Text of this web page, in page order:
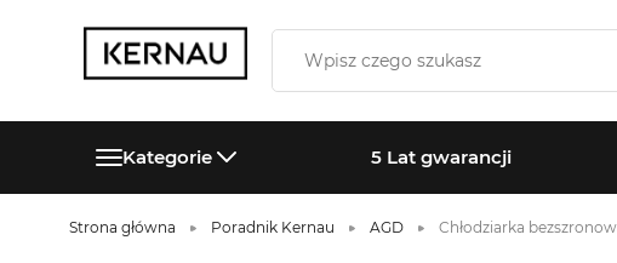
Kategorie 5 Lat gwarancji
Strona główna Poradnik Kernau AGD Chłodziarka